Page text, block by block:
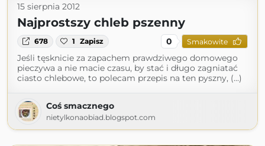
15 sierpnia 2012
Najprostszy chleb pszenny
678 1 Zapisz 0 Smakowite
Jeśli tęsknicie za zapachem prawdziwego domowego
pieczywa a nie macie czasu, by stać i długo zagniatać
ciasto chlebowe, to polecam przepis na ten pyszny, (...)
Coś smacznego
nietylkonaobiad.blogspot.com